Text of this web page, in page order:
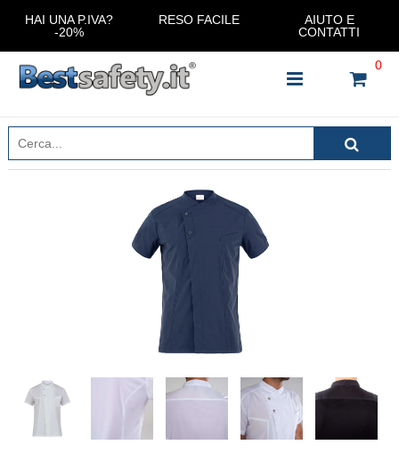
HAI UNA P.IVA?
-20%
RESO FACILE
AIUTO E
CONTATTI
0
INSERISCI IL NOME DEL PRODOTTO CHE STAI
CERCANDO
CHIUDI RICERCA